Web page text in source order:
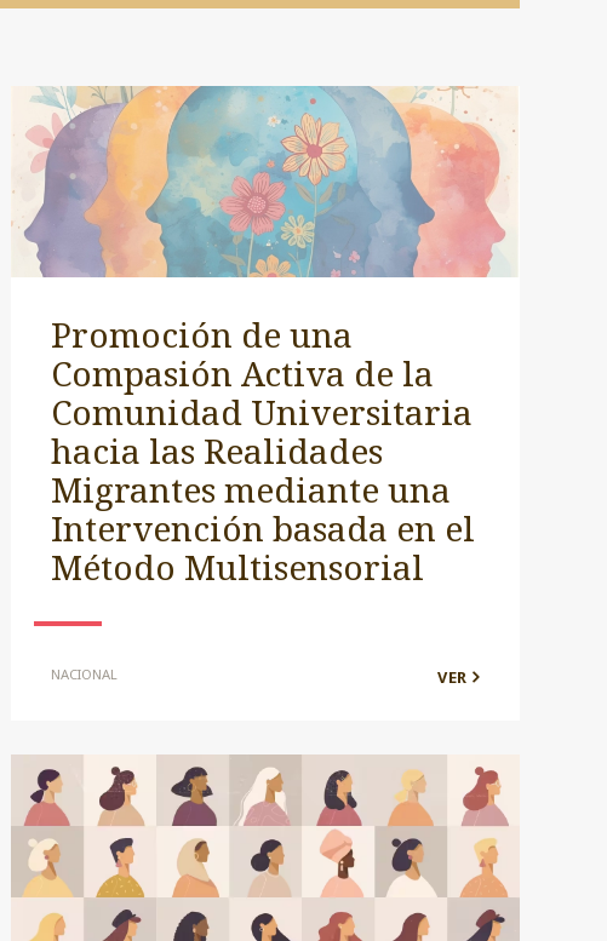
Promoción de una
Compasión Activa de la
Comunidad Universitaria
hacia las Realidades
Migrantes mediante una
Intervención basada en el
Método Multisensorial
NACIONAL VER